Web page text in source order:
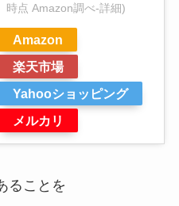
時点 Amazon調べ-詳細)
Amazon
楽天市場
Yahooショッピング
メルカリ
ることを